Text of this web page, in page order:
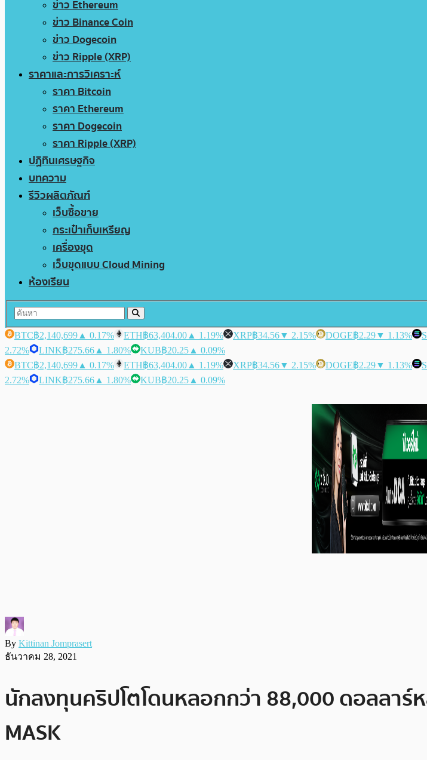
ข่าว Ethereum
ข่าว Binance Coin
ข่าว Dogecoin
ข่าว Ripple (XRP)
ราคาและการวิเคราะห์
ราคา Bitcoin
ราคา Ethereum
ราคา Dogecoin
ราคา Ripple (XRP)
ปฏิทินเศรษฐกิจ
บทความ
รีวิวผลิตภัณฑ์
เว็บซื้อขาย
กระเป๋าเก็บเหรียญ
เครื่องขุด
เว็บขุดแบบ Cloud Mining
ห้องเรียน
BTC฿2,140,699 ▲ 0.17% ETH฿63,404.00 ▲ 1.19% XRP฿34.56▼ 2.15% DOGE฿2.29▼ 1.13%
2.72%
LINK฿275.66 ▲ 1.80% KUB฿20.25 ▲ 0.09%
BTC฿2,140,699 ▲ 0.17% ETH฿63,404.00 ▲ 1.19% XRP฿34.56▼ 2.15% DOGE฿2.29▼ 1.13%
2.72%
LINK฿275.66 ▲ 1.80% KUB฿20.25 ▲ 0.09%
By Kittinan Jomprasert
ธันวาคม 28, 2021
นักลงทุนคริปโตโดนหลอกกว่า 88,000 ดอลลาร์
MASK